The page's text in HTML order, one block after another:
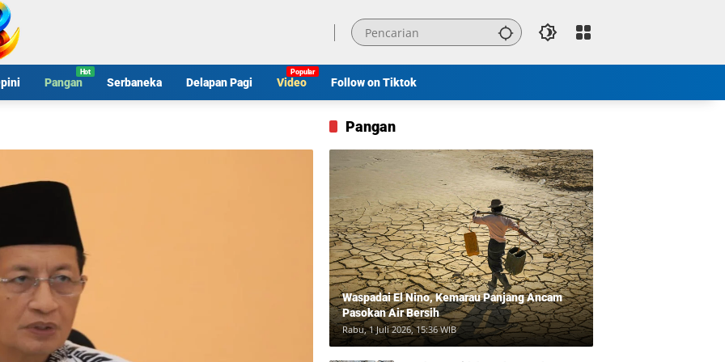
Pangan Serbaneka Delapan Pagi Video Follow on Tiktok
Pangan
Waspadai El Nino, Kemarau Panjang Ancam
Pasokan Air Bersih
Rabu, 1 Juli 2026, 15:36 WIB